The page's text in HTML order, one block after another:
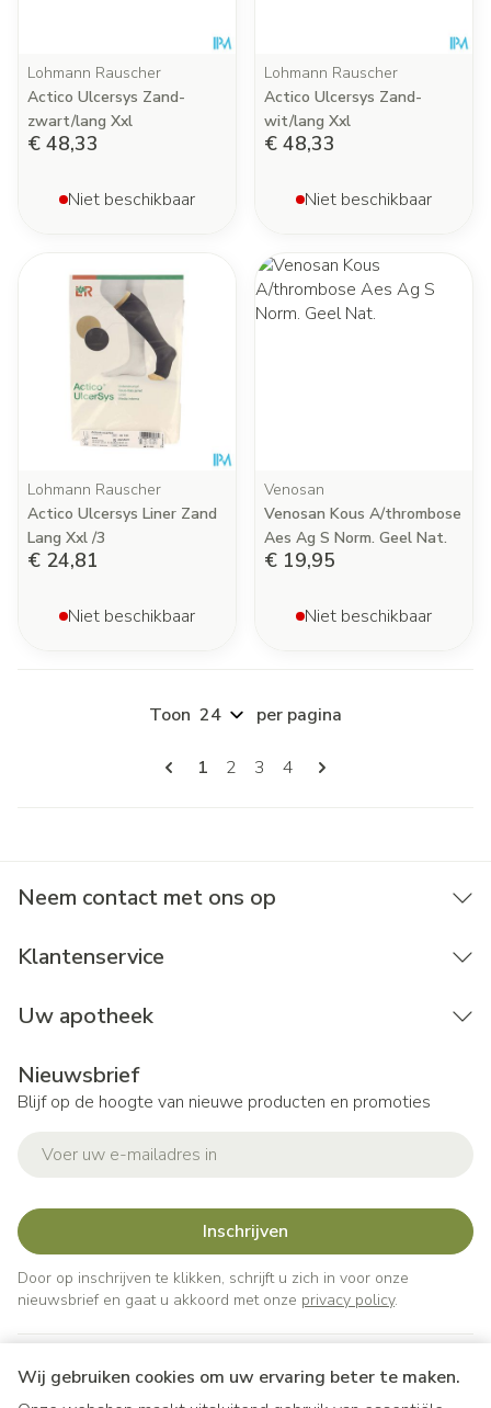
Wij gebruiken cookies om uw ervaring beter te maken.
Lohmann Rauscher
Actico Ulcersys Zand-
zwart/lang Xxl
€ 48,33
Niet beschikbaar
Lohmann Rauscher
Actico Ulcersys Zand-
wit/lang Xxl
€ 48,33
Niet beschikbaar
Lohmann Rauscher
Actico Ulcersys Liner Zand
Lang Xxl /3
€ 24,81
Niet beschikbaar
Venosan
Venosan Kous A/thrombose
Aes Ag S Norm. Geel Nat.
€ 19,95
Niet beschikbaar
Pagina's
U lees momenteel pagina
1 Pagina
2 Pagina
3 Pagina
4
Toon per pagina
Neem contact met ons op
Klantenservice
Uw apotheek
Nieuwsbrief
Blijf op de hoogte van nieuwe producten en promoties
Inschrijven
Door op inschrijven te klikken, schrijft u zich in voor onze
nieuwsbrief en gaat u akkoord met onze privacy policy.